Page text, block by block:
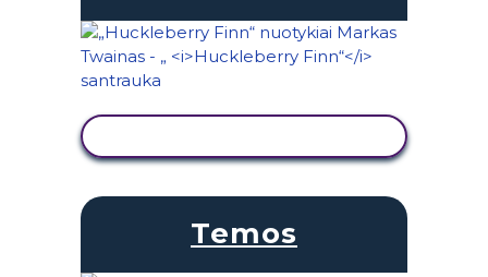
Temos